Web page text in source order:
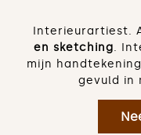
Interieurartiest.
en sketching.
mijn
gevuld in